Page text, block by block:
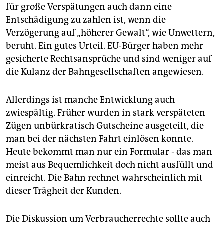
für große Verspätungen auch dann eine
Entschädigung zu zahlen ist, wenn die
Verzögerung auf „höherer Gewalt“, wie Unwettern,
beruht. Ein gutes Urteil. EU-Bürger haben mehr
gesicherte Rechtsansprüche und sind weniger auf
die Kulanz der Bahngesellschaften angewiesen.
Allerdings ist manche Entwicklung auch
zwiespältig. Früher wurden in stark verspäteten
Zügen unbürkratisch Gutscheine ausgeteilt, die
man bei der nächsten Fahrt einlösen konnte.
Heute bekommt man nur ein Formular - das man
meist aus Bequemlichkeit doch nicht ausfüllt und
einreicht. Die Bahn rechnet wahrscheinlich mit
dieser Trägheit der Kunden.
Die Diskussion um Verbraucherrechte sollte auch